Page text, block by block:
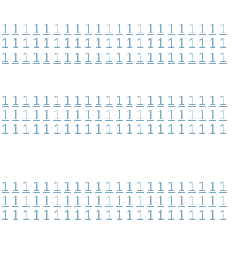
1 1 1 1 1 1 1 1 1 1 1 1 1 1 1 1 1 1 1 1 1 1
1 1 1 1 1 1 1 1 1 1 1 1 1 1 1 1 1 1 1 1 1 1
1 1 1 1 1 1 1 1 1 1 1 1 1 1 1 1 1 1 1 1 1 1
1 1 1 1 1 1 1 1 1 1 1 1 1 1 1 1 1 1 1 1 1 1
1 1 1 1 1 1 1 1 1 1 1 1 1 1 1 1 1 1 1 1 1 1
1 1 1 1 1 1 1 1 1 1 1 1 1 1 1 1 1 1 1 1 1 1
1 1 1 1 1 1 1 1 1 1 1 1 1 1 1 1 1 1 1 1 1 1
1 1 1 1 1 1 1 1 1 1 1 1 1 1 1 1 1 1 1 1 1 1
1 1 1 1 1 1 1 1 1 1 1 1 1 1 1 1 1 1 1 1 1 1